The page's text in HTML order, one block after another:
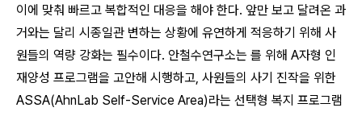
이에 맞춰 빠르고 복합적인 대응을 해야 한다. 앞만 보고 달려온 과
거와는 달리 시종일관 변하는 상황에 유연하게 적응하기 위해 사
원들의 역량 강화는 필수이다. 안철수연구소는 를 위해 A자형 인
재양성 프로그램을 고안해 시행하고, 사원들의 사기 진작을 위한
ASSA(AhnLab Self-Service Area)라는 선택형 복지 프로그램